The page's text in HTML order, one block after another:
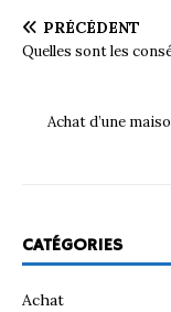
PRÉCÉDENT
Quelles sont les
Achat d’une
CATÉGORIES
Achat